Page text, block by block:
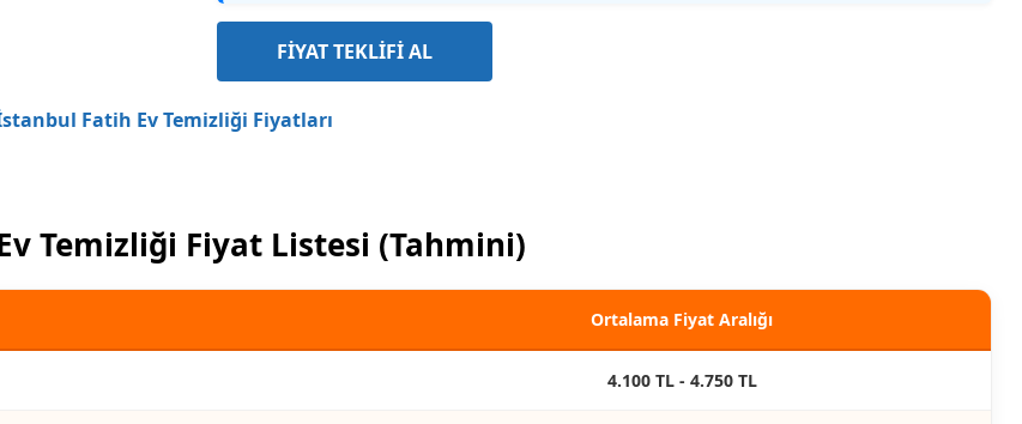
FİYAT TEKLİFİ AL
Fatih Ev Temizliği Fiyatları
Temizliği Fiyat Listesi (Tahmini)
Ortalama Fiyat Aralığı
4.100 TL - 4.750 TL